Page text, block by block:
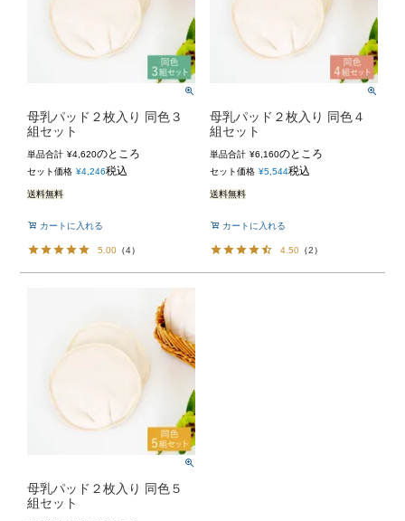
母乳パッド２枚入り 同色３
組セット
単品合計 ¥4,620のところ
セット価格 ¥4,246税込
送料無料
カートに入れる
5.00 （4）
母乳パッド２枚入り 同色４
組セット
単品合計 ¥6,160のところ
セット価格 ¥5,544税込
送料無料
カートに入れる
4.50 （2）
母乳パッド２枚入り 同色５
組セット